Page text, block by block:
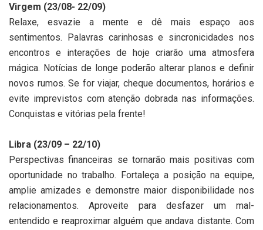
Virgem (23/08- 22/09)
Relaxe, esvazie a mente e dê mais espaço aos
sentimentos. Palavras carinhosas e sincronicidades nos
encontros e interações de hoje criarão uma atmosfera
mágica. Notícias de longe poderão alterar planos e definir
novos rumos. Se for viajar, cheque documentos, horários e
evite imprevistos com atenção dobrada nas informações.
Conquistas e vitórias pela frente!
Libra (23/09 – 22/10)
Perspectivas financeiras se tornarão mais positivas com
oportunidade no trabalho. Fortaleça a posição na equipe,
amplie amizades e demonstre maior disponibilidade nos
relacionamentos. Aproveite para desfazer um mal-
entendido e reaproximar alguém que andava distante. Com